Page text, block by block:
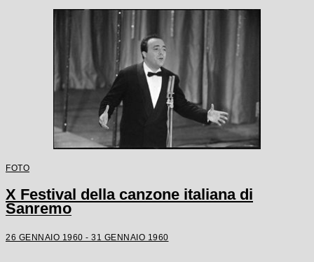
FOTO
X Festival della canzone italiana di
Sanremo
26 GENNAIO 1960 - 31 GENNAIO 1960